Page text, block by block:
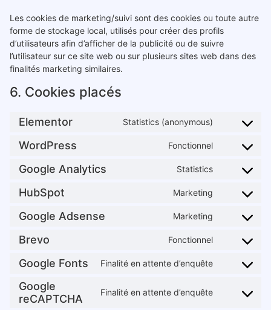
Les cookies de marketing/suivi sont des cookies ou toute autre
forme de stockage local, utilisés pour créer des profils
d’utilisateurs afin d’afficher de la publicité ou de suivre
l’utilisateur sur ce site web ou sur plusieurs sites web dans des
finalités marketing similaires.
6. Cookies placés
Elementor Statistics (anonymous)
WordPress Fonctionnel
Google Analytics Statistics
HubSpot Marketing
Google Adsense Marketing
Brevo Fonctionnel
Google Fonts Finalité en attente d’enquête
Google
reCAPTCHA
Finalité en attente d’enquête